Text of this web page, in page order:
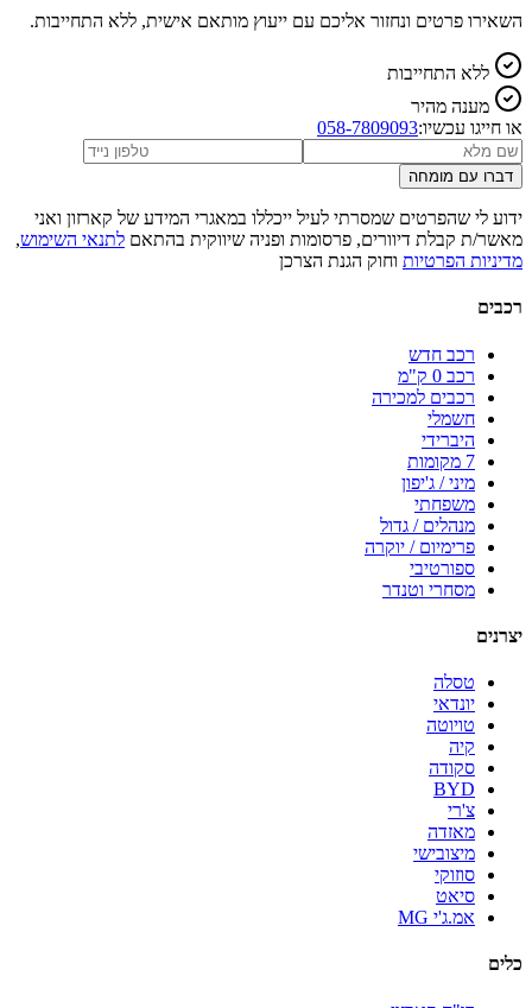
השאירו פרטים ונחזור אליכם עם ייעוץ מותאם אישית, ללא התחייבות.
ללא התחייבות
מענה מהיר
או חייגו עכשיו:058-7809093
דברו עם מומחה
ידוע לי שהפרטים שמסרתי לעיל ייכללו במאגרי המידע של קארזון ואני
מאשר/ת קבלת דיוורים, פרסומות ופניה שיווקית בהתאם לתנאי השימוש,
מדיניות הפרטיות וחוק הגנת הצרכן
רכבים
רכב חדש
רכב 0 ק"מ
רכבים למכירה
חשמלי
היברידי
7 מקומות
מיני / ג'יפון
משפחתי
מנהלים / גדול
פרימיום / יוקרה
ספורטיבי
מסחרי וטנדר
יצרנים
טסלה
יונדאי
טויוטה
קיה
סקודה
BYD
צ'רי
מאזדה
מיצובישי
סוזוקי
סיאט
אמ.ג'י MG
כלים